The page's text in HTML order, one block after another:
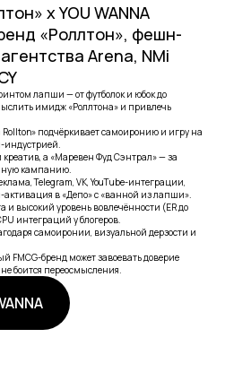
x YOU WANNA
«Роллтон», фешн-
Arena, NMi
лапши — от футболок и юбок до
имидж «Роллтона» и привлечь
Rollton» подчёркивает самоиронию и игру на
индустрией.
креатив, а «Маревен Фуд Сэнтрал» — за
кампанию.
Telegram, VK, YouTube-интеграции,
в «Депо» с «ванной из лапши».
и высокий уровень вовлечённости (ER до
интеграций у блогеров.
самоиронии, визуальной дерзости и
FMCG-бренд может завоевать доверие
боится переосмысления.